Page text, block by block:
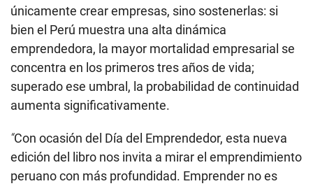
únicamente crear empresas, sino sostenerlas: si
bien el Perú muestra una alta dinámica
emprendedora, la mayor mortalidad empresarial se
concentra en los primeros tres años de vida;
superado ese umbral, la probabilidad de continuidad
aumenta significativamente.
“Con ocasión del Día del Emprendedor, esta nueva
edición del libro nos invita a mirar el emprendimiento
peruano con más profundidad. Emprender no es